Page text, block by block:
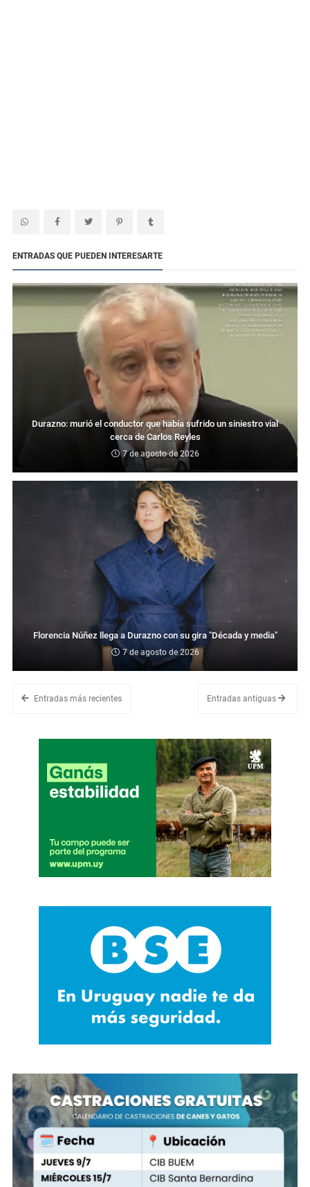
ENTRADAS QUE PUEDEN INTERESARTE
Durazno: murió el conductor que había sufrido un siniestro vial
cerca de Carlos Reyles
7 de agosto de 2026
Florencia Núñez llega a Durazno con su gira "Década y media"
7 de agosto de 2026
Entradas más recientes Entradas antiguas